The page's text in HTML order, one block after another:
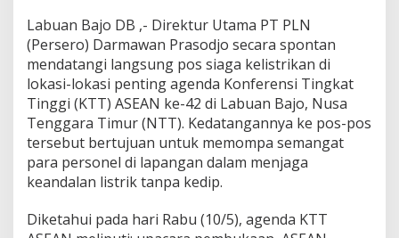
s
S
i
a
g
a
K
e
i
s
r
Labuan Bajo DB ,- Direktur Utama PT PLN
(Persero) Darmawan Prasodjo secara spontan
mendatangi langsung pos siaga kelistrikan di
lokasi-lokasi penting agenda Konferensi Tingkat
Tinggi (KTT) ASEAN ke-42 di Labuan Bajo, Nusa
Tenggara Timur (NTT). Kedatangannya ke pos-pos
tersebut bertujuan untuk memompa semangat
para personel di lapangan dalam menjaga
keandalan listrik tanpa kedip.
Diketahui pada hari Rabu (10/5), agenda KTT